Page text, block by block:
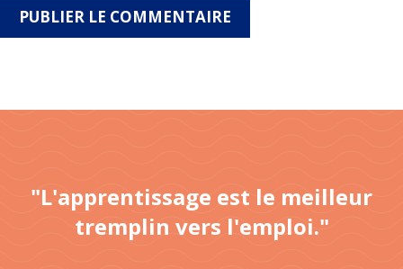
"L'apprentissage est le meilleur
tremplin vers l'emploi."